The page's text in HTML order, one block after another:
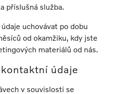
příslušná služba.
uchovávat po dobu
od okamžiku, kdy jste
materiálů od nás.
kontaktní údaje
v souvislosti se